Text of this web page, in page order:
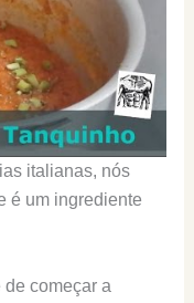
italianas, nós
é um ingrediente
de começar a